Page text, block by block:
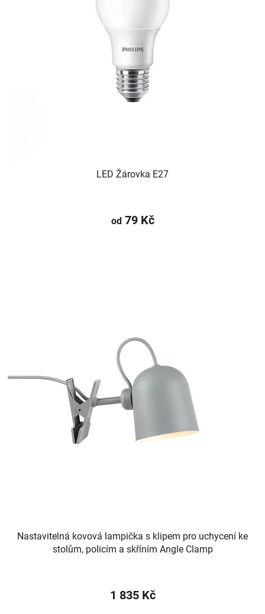
LED Žárovka E27
od79 Kč
Nastavitelná kovová lampička s klipem pro uchycení ke
stolům, policím a skříním Angle Clamp
1 835 Kč